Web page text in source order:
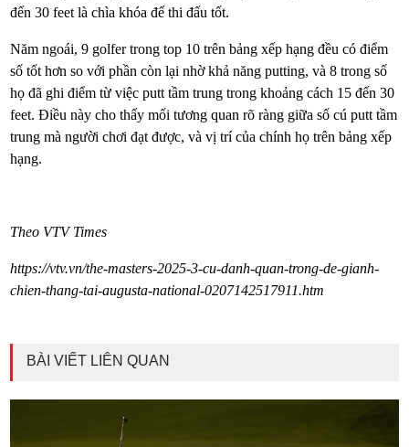
đến 30 feet là chìa khóa để thi đấu tốt.
Năm ngoái, 9 golfer trong top 10 trên bảng xếp hạng đều có điểm
số tốt hơn so với phần còn lại nhờ khả năng putting, và 8 trong số
họ đã ghi điểm từ việc putt tầm trung trong khoảng cách 15 đến 30
feet. Điều này cho thấy mối tương quan rõ ràng giữa số cú putt tầm
trung mà người chơi đạt được, và vị trí của chính họ trên bảng xếp
hạng.
Theo VTV Times
https://vtv.vn/the-masters-2025-3-cu-danh-quan-trong-de-gianh-
chien-thang-tai-augusta-national-0207142517911.htm
BÀI VIẾT LIÊN QUAN